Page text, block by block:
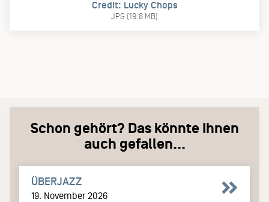
Credit: Lucky Chops
JPG (19.8 MB)
Schon gehört? Das könnte Ihnen
auch gefallen...
ÜBERJAZZ
19. November 2026